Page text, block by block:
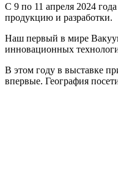
С 9 по 11 апреля 2024
продукцию и разработки.
Наш первый в мире
инновационных
В этом году в выставке
впервые. География